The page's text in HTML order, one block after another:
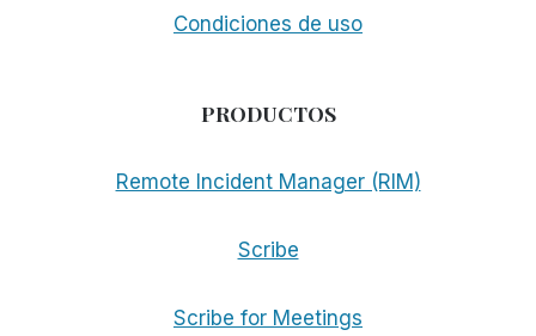
Condiciones de uso
PRODUCTOS
Remote Incident Manager (RIM)
Scribe
Scribe for Meetings